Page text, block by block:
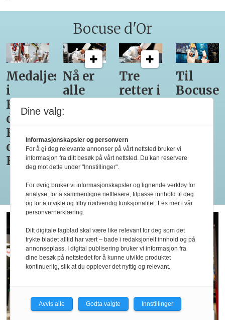
Bocuse d'Or
Medaljestatistikk
i
Bocuse
d'Or og
Bocuse
d'Or
Europe
Nå er
alle
konkurrenter
Marseille
klare
Tre
retter i
2026
Til
Bocuse
gang
Les flere
Dine valg:
Informasjonskapsler og personvern
For å gi deg relevante annonser på vårt nettsted bruker vi
informasjon fra ditt besøk på vårt nettsted. Du kan reservere
deg mot dette under "Innstillinger".
For øvrig bruker vi informasjonskapsler og lignende verktøy for
analyse, for å sammenligne nettlesere, tilpasse innhold til deg
og for å utvikle og tilby nødvendig funksjonalitet. Les mer i vår
personvernerklæring.
Ditt digitale fagblad skal være like relevant for deg som det
trykte bladet alltid har vært – bade i redaksjonelt innhold og på
annonseplass. I digital publisering bruker vi informasjon fra
dine besøk på nettstedet for å kunne utvikle produktet
kontinuerlig, slik at du opplever det nyttig og relevant.
Avvis alle Godta valgte Innstillinger